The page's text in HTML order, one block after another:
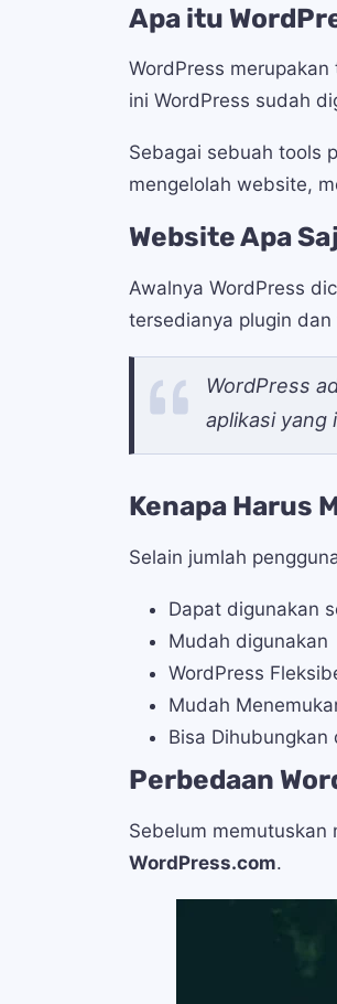
Apa itu
WordPress
ini WordPress sudah
Sebagai sebuah tools
mengelolah website,
Website Apa
Awalnya WordPress
tersedianya plugin
WordPress
aplikasi yang
Kenapa Harus
Selain jumlah
Dapat digunakan
Mudah digunakan
WordPress
Mudah
Bisa Dihubungkan
Perbedaan
Sebelum memutuskan
WordPress.com.